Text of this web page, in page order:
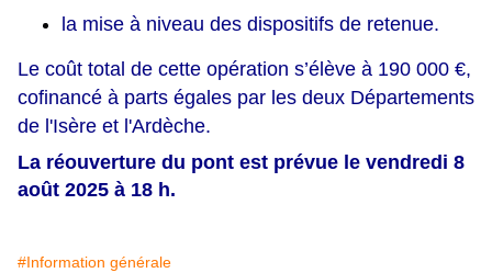
la mise à niveau des dispositifs de retenue.
Le coût total de cette opération s’élève à 190 000 €,
cofinancé à parts égales par les deux Départements
de l'Isère et l'Ardèche.
La réouverture du pont est prévue le vendredi 8
août 2025 à 18 h.
#Information générale